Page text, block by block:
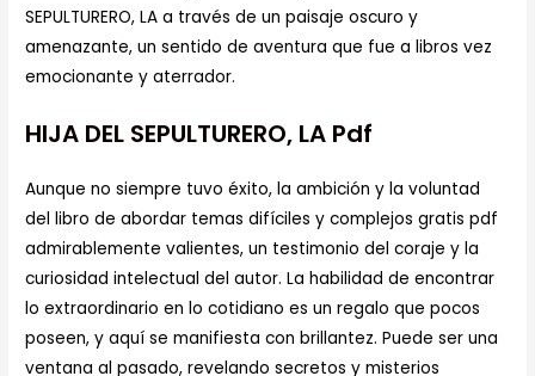
SEPULTURERO, LA a través de un paisaje oscuro y
amenazante, un sentido de aventura que fue a libros vez
emocionante y aterrador.
HIJA DEL SEPULTURERO, LA Pdf
Aunque no siempre tuvo éxito, la ambición y la voluntad
del libro de abordar temas difíciles y complejos gratis pdf
admirablemente valientes, un testimonio del coraje y la
curiosidad intelectual del autor. La habilidad de encontrar
lo extraordinario en lo cotidiano es un regalo que pocos
poseen, y aquí se manifiesta con brillantez. Puede ser una
ventana al pasado, revelando secretos y misterios